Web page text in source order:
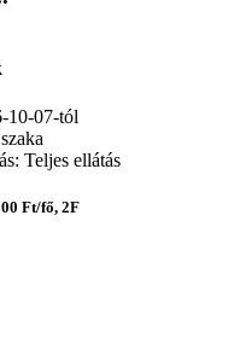
10-07-tól
Teljes ellátás
Ft/fő, 2F